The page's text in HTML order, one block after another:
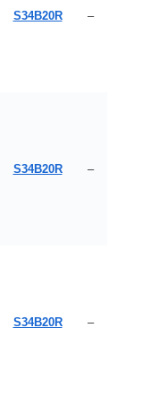
S34B20R –
S34B20R –
S34B20R –